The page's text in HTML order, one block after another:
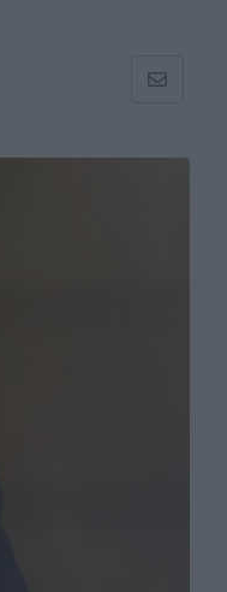
Share
Email